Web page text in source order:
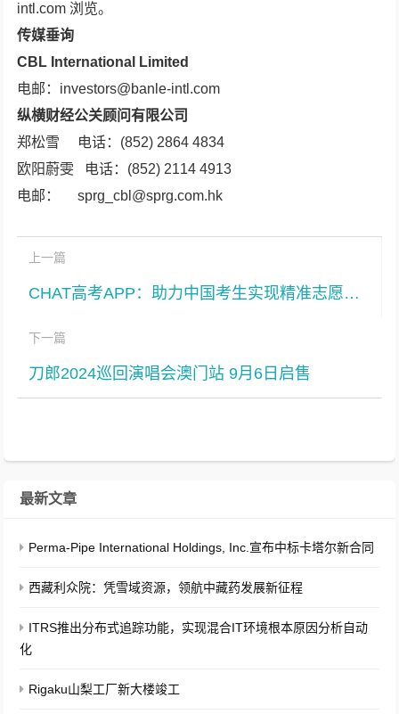
intl.com 浏览。
传媒垂询
CBL International Limited
电邮：investors@banle-intl.com
纵横财经公关顾问有限公司
郑松雪 电话：(852) 2864 4834
欧阳蔚雯 电话：(852) 2114 4913
电邮： sprg_cbl@sprg.com.hk
上一篇
CHAT高考APP：助力中国考生实现精准志愿填报
下一篇
刀郎2024巡回演唱会澳门站 9月6日启售
最新文章
Perma-Pipe International Holdings, Inc.宣布中标卡塔尔新合同
西藏利众院：凭雪域资源，领航中藏药发展新征程
ITRS推出分布式追踪功能，实现混合IT环境根本原因分析自动
化
Rigaku山梨工厂新大楼竣工